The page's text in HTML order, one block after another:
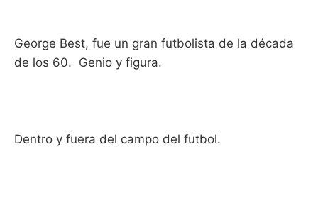
George Best, fue un gran futbolista de la década
de los 60. Genio y figura.
Dentro y fuera del campo del futbol.